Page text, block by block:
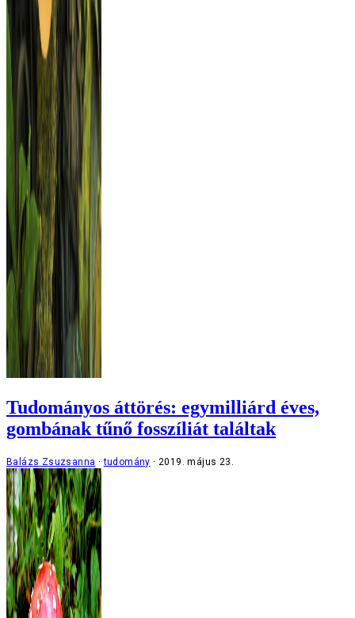
Tudományos áttörés: egymilliárd éves,
gombának tűnő fosszíliát találtak
Balázs Zsuzsanna tudomány 2019. május 23.